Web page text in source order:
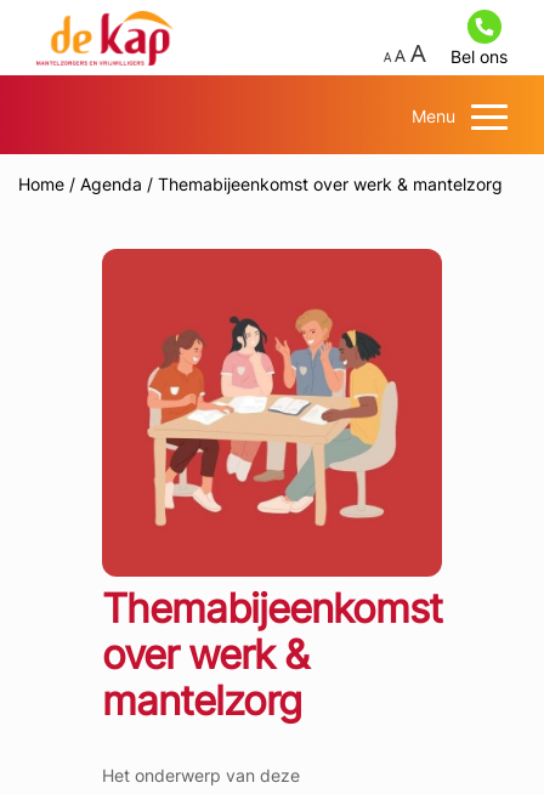
Bel ons
Menu
Home / Agenda / Themabijeenkomst over werk & mantelzorg
Themabijeenkomst
over werk &
mantelzorg
Het onderwerp van deze